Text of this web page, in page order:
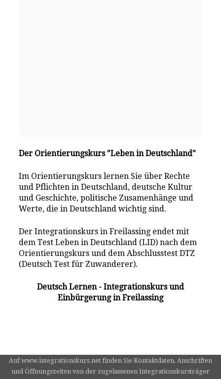
Der Orientierungskurs "Leben in Deutschland"
Im Orientierungskurs lernen Sie über Rechte
und Pflichten in Deutschland, deutsche Kultur
und Geschichte, politische Zusamenhänge und
Werte, die in Deutschland wichtig sind.
Der Integrationskurs in Freilassing endet mit
dem Test Leben in Deutschland (LID) nach dem
Orientierungskurs und dem Abschlusstest DTZ
(Deutsch Test für Zuwanderer).
Deutsch Lernen - Integrationskurs und
Einbürgerung in Freilassing
Auf www.integrationskurs.net finden Sie Kontaktdaten, Anschriften
und Öffnungszeiten von der zugelassenen Integrationskursträger